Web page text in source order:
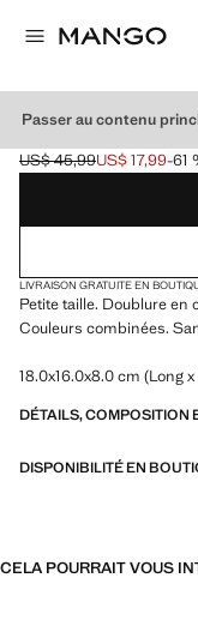
Passer au contenu
MINI SAC TRESSÉ
Prix initial barré [US$
US$ 45,99
Prix actuel [US$ 17,99 ]
US$ 17,99-61
Choisissez une couleur
LIVRAISON GRATUITE EN
Petite taille. Doublure en
Couleurs combinées.
18.0x16.0x8.0 cm (Long
DÉTAILS, COMPOSITION
DISPONIBILITÉ EN
CELA POURRAIT VOUS